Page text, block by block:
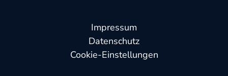
Impressum
Datenschutz
Cookie-Einstellungen